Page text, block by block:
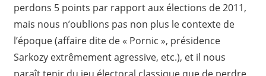
perdons 5 points par rapport aux élections de 2011,
mais nous n’oublions pas non plus le contexte de
l’époque (affaire dite de « Pornic », présidence
Sarkozy extrêmement agressive, etc.), et il nous
paraît tenir du jeu électoral classique que de perdre